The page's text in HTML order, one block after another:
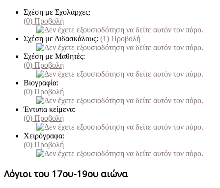
Σχέση με Σχολάρχες:
(0) Προβολή
Σχέση με Διδασκάλους: (1) Προβολή
Σχέση με Μαθητές:
(0) Προβολή
Βιογραφία:
(0) Προβολή
Έντυπα κείμενα:
(0) Προβολή
Χειρόγραφα:
(0) Προβολή
Λόγιοι του 17ου-19ου αιώνα